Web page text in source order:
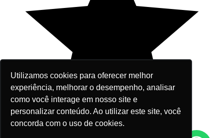
Utilizamos cookies para oferecer melhor
experiência, melhorar o desempenho, analisar
como você interage em nosso site e
personalizar conteúdo. Ao utilizar este site, você
concorda com o uso de cookies.